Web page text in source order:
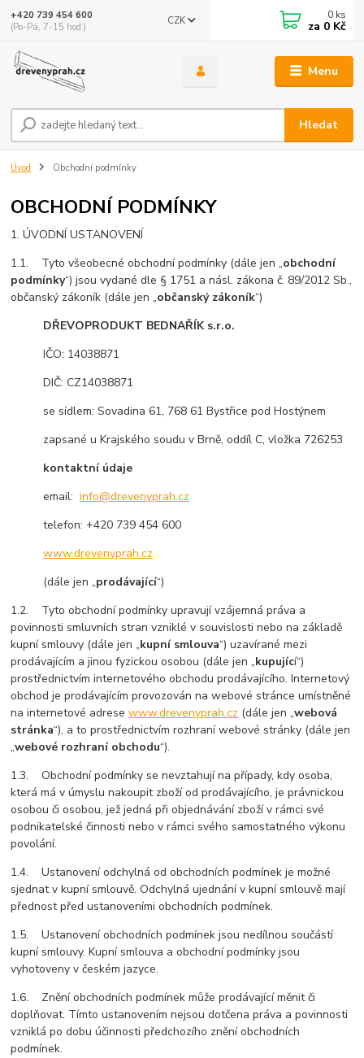
Menu
CZK
Hledat
+420 739 454 600
(Po-Pá, 7-15 hod.)
0 ks
za 0 Kč
Úvod Obchodní podmínky
OBCHODNÍ PODMÍNKY
1. ÚVODNÍ USTANOVENÍ
1.1. Tyto všeobecné obchodní podmínky (dále jen „obchodní
podmínky“) jsou vydané dle § 1751 a násl. zákona č. 89/2012 Sb.,
občanský zákoník (dále jen „občanský zákoník“)
DŘEVOPRODUKT BEDNAŘÍK s.r.o.
IČO: 14038871
DIČ: CZ14038871
se sídlem: Sovadina 61, 768 61 Bystřice pod Hostýnem
zapsané u Krajského soudu v Brně, oddíl C, vložka 726253
kontaktní údaje
email:info@drevenyprah.cz
telefon: +420 739 454 600
www.drevenyprah.cz
(dále jen „prodávající“)
1.2. Tyto obchodní podmínky upravují vzájemná práva a
povinnosti smluvních stran vzniklé v souvislosti nebo na základě
kupní smlouvy (dále jen „kupní smlouva“) uzavírané mezi
prodávajícím a jinou fyzickou osobou (dále jen „kupující“)
prostřednictvím internetového obchodu prodávajícího. Internetový
obchod je prodávajícím provozován na webové stránce umístněné
na internetové adresewww.drevenyprah.cz (dále jen „webová
stránka“), a to prostřednictvím rozhraní webové stránky (dále jen
„webové rozhraní obchodu“).
1.3. Obchodní podmínky se nevztahují na případy, kdy osoba,
která má v úmyslu nakoupit zboží od prodávajícího, je právnickou
osobou či osobou, jež jedná při objednávání zboží v rámci své
podnikatelské činnosti nebo v rámci svého samostatného výkonu
povolání.
1.4. Ustanovení odchylná od obchodních podmínek je možné
sjednat v kupní smlouvě. Odchylná ujednání v kupní smlouvě mají
přednost před ustanoveními obchodních podmínek.
1.5. Ustanovení obchodních podmínek jsou nedílnou součástí
kupní smlouvy. Kupní smlouva a obchodní podmínky jsou
vyhotoveny v českém jazyce.
1.6. Znění obchodních podmínek může prodávající měnit či
doplňovat. Tímto ustanovením nejsou dotčena práva a povinnosti
vzniklá po dobu účinnosti předchozího znění obchodních
podmínek.